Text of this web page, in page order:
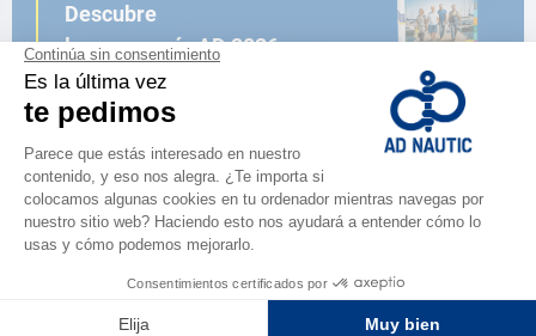
Descubre
la nueva guía AD 2026
NAVEGAR POR EL CATÁLOGO
ESPACIO FIDELIDAD
¿Eres apasionado?